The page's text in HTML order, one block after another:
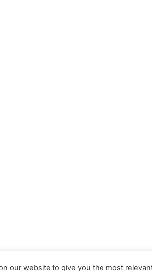
our website to give you the most